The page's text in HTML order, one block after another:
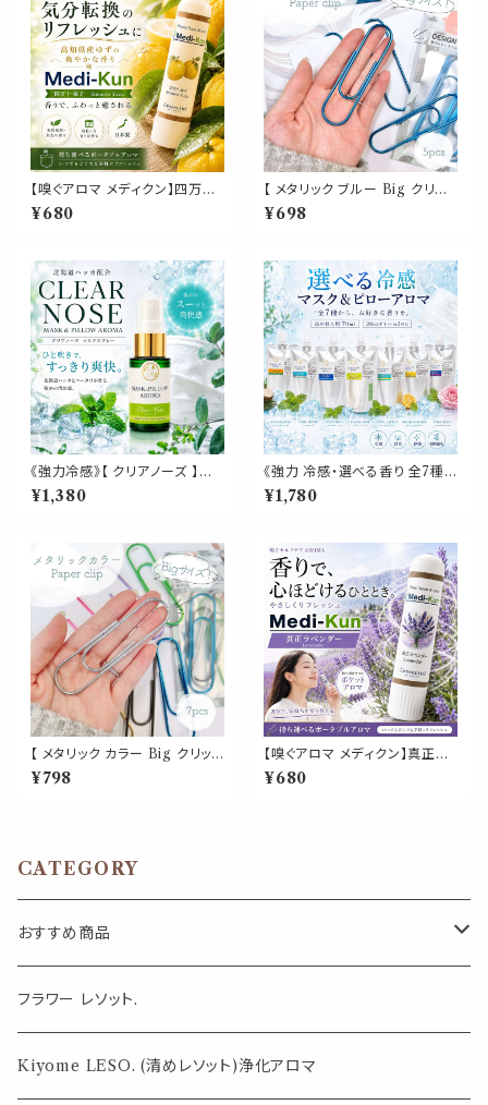
【嗅ぐアロマ メディクン】四万十
柚子｜高知県産 ユズ リラックス
落ち着く ポータブルアロマ 和精
憩 携帯 日本製 男性 女性 誕生
日 ギフト プレゼント
¥680
【 メタリック ブルー Big クリッ
プ 】5個入 青 強い 大きい ペー
パー 新聞 雑誌 名刺 資料 サイ
校 会社 筆記用具 事務 用品 文
具 雑貨 おしゃれ かわいい デス
ク アイテム
¥698
《強力冷感》【 クリアノーズ 】マ
スク & ピロー アロマ 20ml｜
北海道ハッカ ユーカリ ペパーミ
臭 静菌 携帯用 ギフト プレゼン
ト
¥1,380
《強力 冷感・選べる香り 全7種》
【マスク＆ピローアロマ 詰め替
え用 70ml 】天然薄荷 アロマス
詰替パウチ
¥1,780
【 メタリック カラー Big クリップ
】7色 7個入 強い 大きい ペーパ
ー 新聞 雑誌 名刺 資料 サイズ
アイテム
¥798
【嗅ぐアロマ メディクン】真正ラ
ベンダー｜おやすみ前 リラック
ス 上品 フローラル ハーブ 香り
¥680
CATEGORY
おすすめ商品
気になる虫対策に
薄荷の香りで体感温度-4℃ !? スースーシリーズ
フラワー レソット.
Kiyome LESO. (清めレソット)浄化アロマ